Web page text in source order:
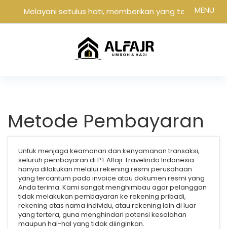
Melayani setulus hati, memberikan yang terbaik
Metode Pembayaran
Untuk menjaga keamanan dan kenyamanan transaksi,
seluruh pembayaran di PT Alfajr Travelindo Indonesia
hanya dilakukan melalui rekening resmi perusahaan
yang tercantum pada invoice atau dokumen resmi yang
Anda terima. Kami sangat menghimbau agar pelanggan
tidak melakukan pembayaran ke rekening pribadi,
rekening atas nama individu, atau rekening lain di luar
yang tertera, guna menghindari potensi kesalahan
maupun hal-hal yang tidak diinginkan.
MENU